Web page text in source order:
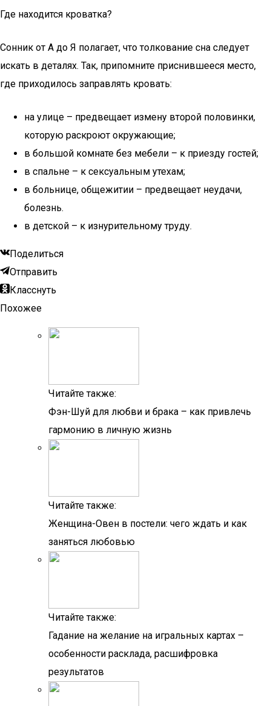
Где находится кроватка?
Сонник от А до Я полагает, что толкование сна следует
искать в деталях. Так, припомните приснившееся место,
где приходилось заправлять кровать:
на улице – предвещает измену второй половинки,
которую раскроют окружающие;
в большой комнате без мебели – к приезду гостей;
в спальне – к сексуальным утехам;
в больнице, общежитии – предвещает неудачи,
болезнь.
в детской – к изнурительному труду.
Поделиться
Отправить
Класснуть
Похожее
Читайте также:
Фэн-Шуй для любви и брака – как привлечь
гармонию в личную жизнь
Читайте также:
Женщина-Овен в постели: чего ждать и как
заняться любовью
Читайте также:
Гадание на желание на игральных картах –
особенности расклада, расшифровка
результатов